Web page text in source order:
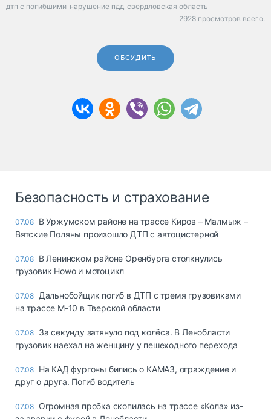
дтп с погибшими нарушение пдд свердловская область
2928 просмотров всего.
ОБСУДИТЬ
Безопасность и страхование
07.08 В Уржумском районе на трассе Киров – Малмыж –
Вятские Поляны произошло ДТП с автоцистерной
07.08 В Ленинском районе Оренбурга столкнулись
грузовик Howo и мотоцикл
07.08 Дальнобойщик погиб в ДТП с тремя грузовиками
на трассе М-10 в Тверской области
07.08 За секунду затянуло под колёса. В Ленобласти
грузовик наехал на женщину у пешеходного перехода
07.08 На КАД фургоны бились о КАМАЗ, ограждение и
друг о друга. Погиб водитель
07.08 Огромная пробка скопилась на трассе «Кола» из-